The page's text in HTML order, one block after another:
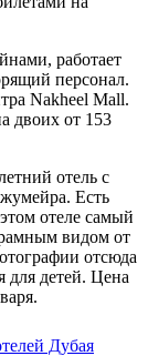
работает
персонал.
Nakheel Mall.
двоих от 153
отель с
Есть
отеле самый
видом от
отсюда
для детей. Цена
Дубая